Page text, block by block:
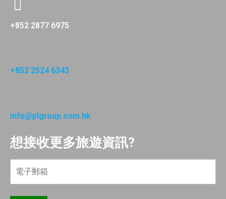
+852 2877 6975
+852 2524 6343
info@plgroup.com.hk
想接收更多旅遊資訊?